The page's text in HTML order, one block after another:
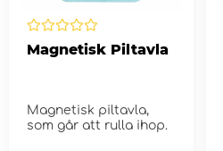
Magnetisk Piltavla
Magnetisk piltavla,
som går att rulla ihop.